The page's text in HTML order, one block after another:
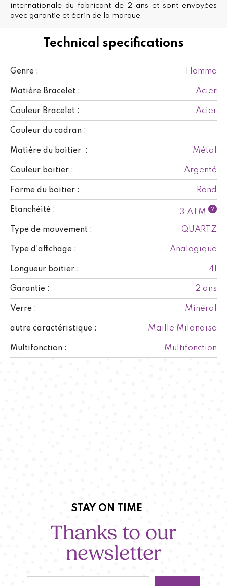
Technical specifications
Genre : Homme
Matière Bracelet : Acier
Couleur Bracelet : Acier
Couleur du cadran :
Matière du boitier : Métal
Couleur boitier : Argenté
Forme du boitier : Rond
Etanchéité : 3 ATM ?
Type de mouvement : QUARTZ
Type d'affichage : Analogique
Longueur boitier : 41
Garantie : 2 ans
Verre : Minéral
autre caractéristique : Maille Milanaise
Multifonction : Multifonction
internationale du fabricant de 2 ans et sont envoyées
avec garantie et écrin de la marque
STAY ON TIME
Thanks to our
newsletter